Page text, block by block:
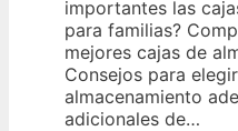
importantes las
para familias?
mejores cajas de
Consejos para
almacenamiento
adicionales de…